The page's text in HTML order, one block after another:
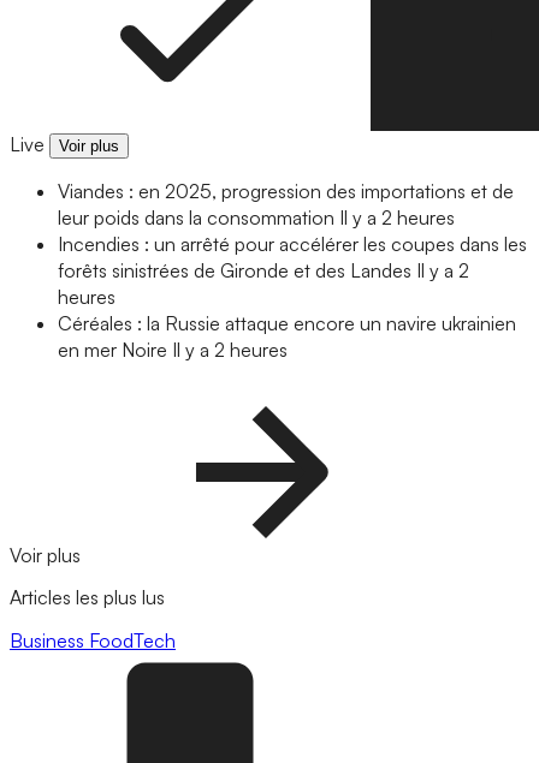
Live Voir plus
Viandes : en 2025, progression des importations et de
leur poids dans la consommation Il y a 2 heures
Incendies : un arrêté pour accélérer les coupes dans les
forêts sinistrées de Gironde et des Landes Il y a 2
heures
Céréales : la Russie attaque encore un navire ukrainien
en mer Noire Il y a 2 heures
Voir plus
Articles les plus lus
Business FoodTech